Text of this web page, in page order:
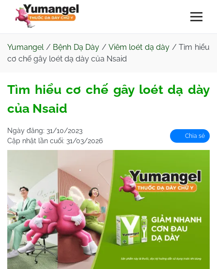
Yumangel/ Bệnh Dạ Dày / Viêm loét dạ dày /Tìm hiểu
cơ chế gây loét dạ dày của Nsaid
Tìm hiểu cơ chế gây loét dạ dày
của Nsaid
Ngày đăng: 31/10/2023
Cập nhật lần cuối: 31/03/2026
Chia sẻ